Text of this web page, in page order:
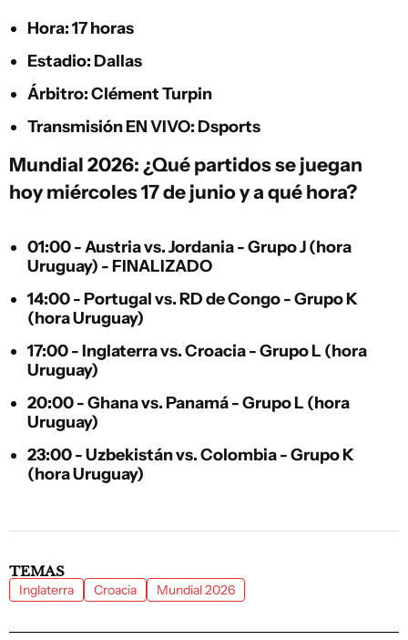
Hora: 17 horas
Estadio: Dallas
Árbitro: Clément Turpin
Transmisión EN VIVO: Dsports
Mundial 2026: ¿Qué partidos se juegan
hoy miércoles 17 de junio y a qué hora?
01:00 - Austria vs. Jordania - Grupo J (hora
Uruguay) - FINALIZADO
14:00 - Portugal vs. RD de Congo - Grupo K
(hora Uruguay)
17:00 - Inglaterra vs. Croacia - Grupo L (hora
Uruguay)
20:00 - Ghana vs. Panamá - Grupo L (hora
Uruguay)
23:00 - Uzbekistán vs. Colombia - Grupo K
(hora Uruguay)
TEMAS
Inglaterra Croacia Mundial 2026